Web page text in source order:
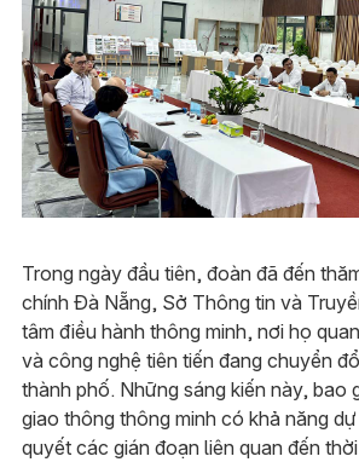
Trong ngày đầu tiên, đoàn đã đến
chính Đà Nẵng, Sở Thông tin và
tâm điều hành thông minh, nơi họ
và công nghệ tiên tiến đang chuyển
thành phố. Những sáng kiến này, bao
giao thông thông minh có khả năng
quyết các gián đoạn liên quan đến